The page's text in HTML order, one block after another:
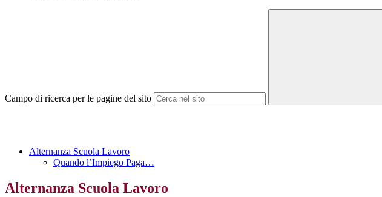
Campo di ricerca per le pagine del sito
Alternanza Scuola Lavoro
Quando l’Impiego Paga…
Alternanza Scuola Lavoro